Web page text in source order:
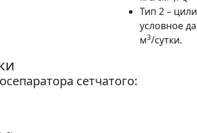
Тип 2 –
условное
м3/сутки.
сетчатого: